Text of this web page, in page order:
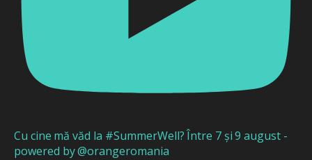
Cu cine mă văd la #SummerWell? Între 7 și 9 august -
powered by @orangeromania